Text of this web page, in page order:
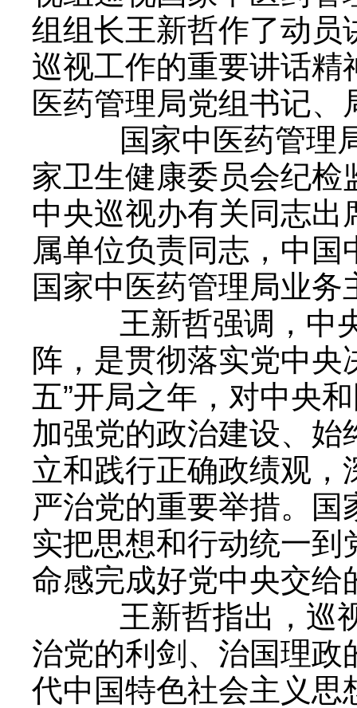
组组长王新哲作了动员
巡视工作的重要讲话精
医药管理局党组书记
国家中医药管理局
家卫生健康委员会纪
中央巡视办有关同志
属单位负责同志，中
国家中医药管理局业
王新哲强调，中央
阵，是贯彻落实党中央
五”开局之年，对中央
加强党的政治建设、始
立和践行正确政绩观
严治党的重要举措。
实把思想和行动统一
命感完成好党中央交给
王新哲指出，巡视
治党的利剑、治国理政
代中国特色社会主义思